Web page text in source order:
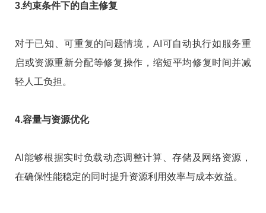
3.约束条件下的自主修复
对于已知、可重复的问题情境，AI可自动执行如服务重
启或资源重新分配等修复操作，缩短平均修复时间并减
轻人工负担。
4.容量与资源优化
AI能够根据实时负载动态调整计算、存储及网络资源，
在确保性能稳定的同时提升资源利用效率与成本效益。